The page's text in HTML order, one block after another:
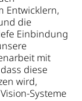
Entwicklern,
die
Einbindung
mit
diese
wird,
Systeme